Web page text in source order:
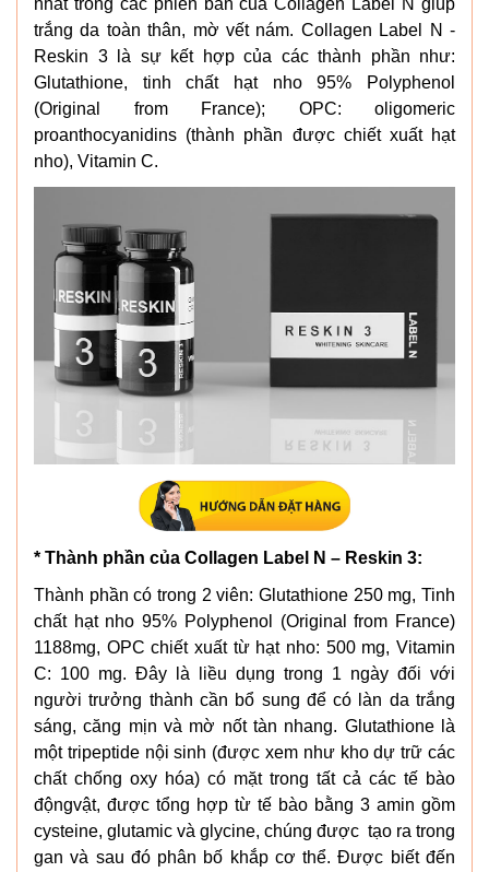
nhất trong các phiên bản của Collagen Label N giúp
trắng da toàn thân, mờ vết nám. Collagen Label N -
Reskin 3 là sự kết hợp của các thành phần như:
Glutathione, tinh chất hạt nho 95% Polyphenol
(Original from France); OPC: oligomeric
proanthocyanidins (thành phần được chiết xuất hạt
nho), Vitamin C.
* Thành phần của Collagen Label N – Reskin 3:
Thành phần có trong 2 viên: Glutathione 250 mg, Tinh
chất hạt nho 95% Polyphenol (Original from France)
1188mg, OPC chiết xuất từ hạt nho: 500 mg, Vitamin
C: 100 mg. Đây là liều dụng trong 1 ngày đối với
người trưởng thành cần bổ sung để có làn da trắng
sáng, căng mịn và mờ nốt tàn nhang. Glutathione là
một tripeptide nội sinh (được xem như kho dự trữ các
chất chống oxy hóa) có mặt trong tất cả các tế bào
độngvật, được tổng hợp từ tế bào bằng 3 amin gồm
cysteine, glutamic và glycine, chúng được tạo ra trong
gan và sau đó phân bố khắp cơ thể. Được biết đến